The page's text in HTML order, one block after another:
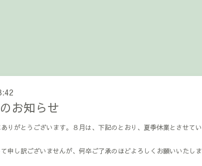
お知らせ
りがとうございます。８月は、下記のとおり、夏季休業とさせてい
申し訳ございませんが、何卒ご了承のほどよろしくお願いいたしま